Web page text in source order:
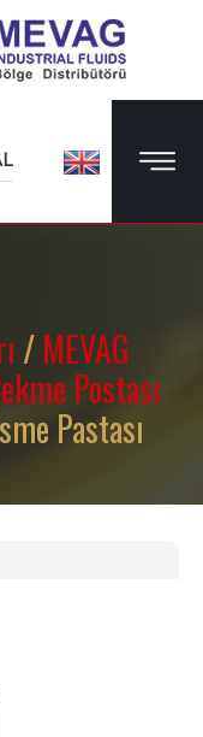
/MEVAG
Postası
Pastası